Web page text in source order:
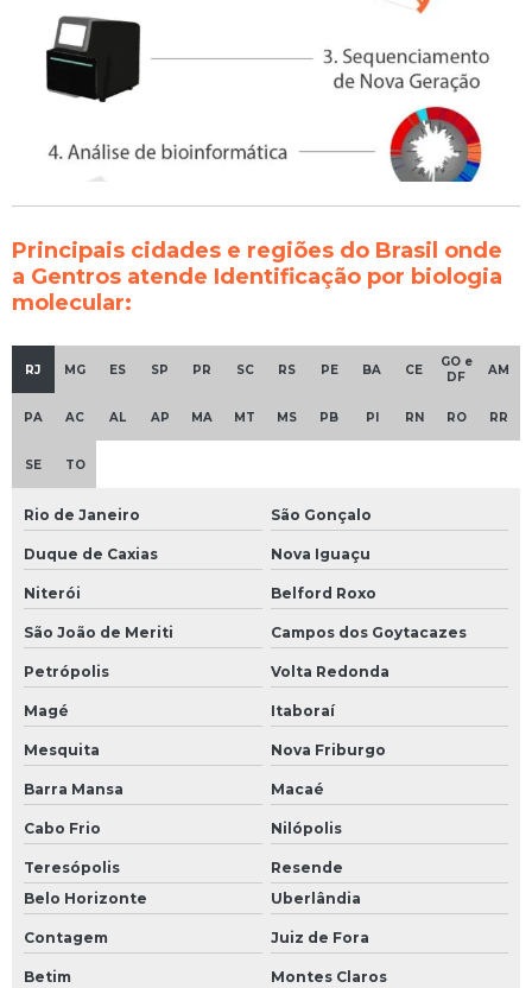
Principais cidades e regiões do Brasil onde
a Gentros atende Identificação por biologia
molecular:
RJ MG ES SP PR SC RS PE BA CE
GO e
DF
AM
PA AC AL AP MA MT MS PB PI RN RO RR
SE TO
Rio de Janeiro São Gonçalo
Duque de Caxias Nova Iguaçu
Niterói Belford Roxo
São João de Meriti Campos dos Goytacazes
Petrópolis Volta Redonda
Magé Itaboraí
Mesquita Nova Friburgo
Barra Mansa Macaé
Cabo Frio Nilópolis
Teresópolis
Resende
Belo Horizonte
Uberlândia
Contagem Juiz de Fora
Betim Montes Claros